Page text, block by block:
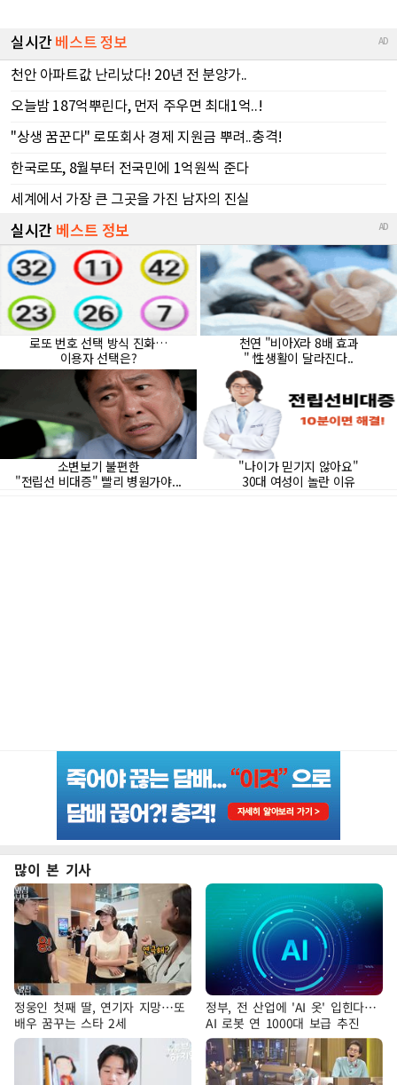
많이 본 기사
정웅인 첫째 딸, 연기자 지망…또
배우 꿈꾸는 스타 2세
정부, 전 산업에 'AI 옷' 입힌다…
AI 로봇 연 1000대 보급 추진